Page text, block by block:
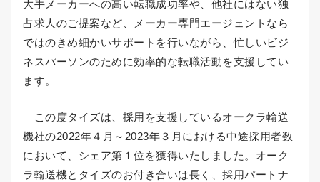
大手メーカーへの高い転職成功率や、他社にはない独
占求人のご提案など、メーカー専門エージェントなら
ではのきめ細かいサポートを行いながら、忙しいビジ
ネスパーソンのために効率的な転職活動を支援してい
ます。
この度タイズは、採用を支援しているオークラ輸送
機社の2022年４月～2023年３月における中途採用者数
において、シェア第１位を獲得いたしました。オーク
ラ輸送機とタイズのお付き合いは長く、採用パートナ